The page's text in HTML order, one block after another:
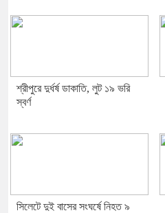
শ্রীপুরে দুর্ধর্ষ ডাকাতি, লুট ১৯ ভরি
স্বর্ণ
সিলেটে দুই বাসের সংঘর্ষে নিহত ৯